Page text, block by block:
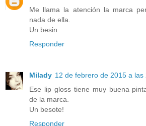
Me llama la atención la marca
nada de ella.
Un besin
Responder
Milady 12 de febrero de 2015 a las
Ese lip gloss tiene muy buena
de la marca.
Un besote!
Responder